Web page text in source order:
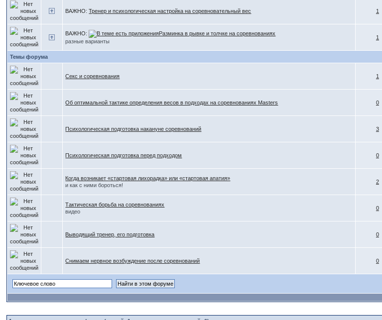
ВАЖНО:Тренер и психологическая настройка на соревновательный вес 1
ВАЖНО:
Разминка в рывке и толчке на соревнованиях
разные варианты
1
Темы форума
Секс и соревнования 1
Об оптимальной тактике определения весов в подходах на соревнованиях Masters 0
Психологическая подготовка накануне соревнований 3
Психологическая подготовка перед подходом 0
Когда возникает «стартовая лихорадка» или «стартовая апатия»
и как с ними бороться!
2
Тактическая борьба на соревнованиях
видео
0
Выводящий тренер, его подготовка 0
Снимаем нервное возбуждение после соревнований 0